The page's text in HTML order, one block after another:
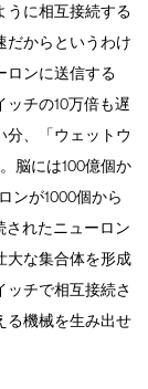
うに相互接続する
だからというわけ
ロンに送信する
チの10万倍も遅
分、「ウェットウ
脳には100億個か
ンが1000個から
されたニューロン
大な集合体を形成
チで相互接続さ
る機械を生み出せ